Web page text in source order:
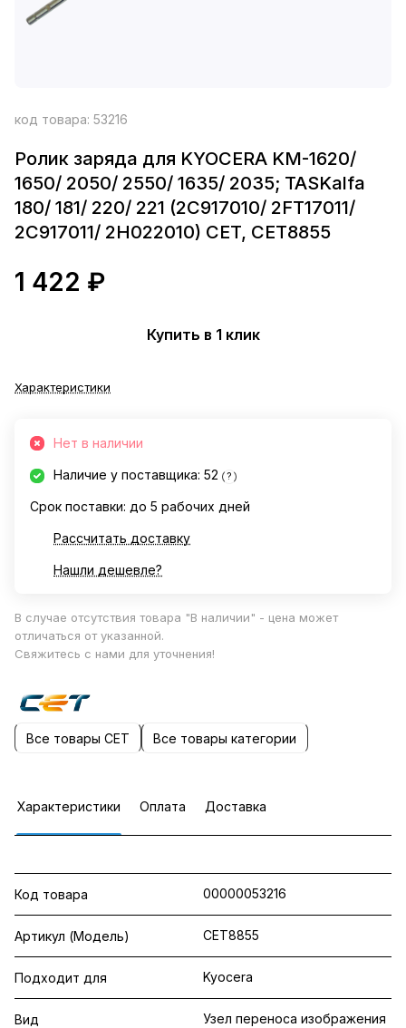
код товара: 53216
Ролик заряда для KYOCERA KM-1620/
1650/ 2050/ 2550/ 1635/ 2035; TASKalfa
180/ 181/ 220/ 221 (2C917010/ 2FT17011/
2C917011/ 2H022010) CET, CET8855
1 422 ₽
Купить в 1 клик
Характеристики
Нет в наличии
Наличие у поставщика: 52 ?
Срок поставки: до 5 рабочих дней
Рассчитать доставку
Нашли дешевле?
В случае отсутствия товара "В наличии" - цена может
отличаться от указанной.
Свяжитесь с нами для уточнения!
Все товары CET Все товары категории
Характеристики Оплата Доставка
Код товара 00000053216
Артикул (Модель) CET8855
Подходит для Kyocera
Вид Узел переноса изображения